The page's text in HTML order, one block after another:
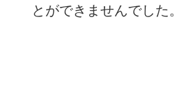
とができませんでした。